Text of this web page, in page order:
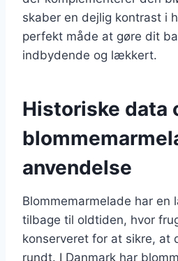
skaber en dejlig kontrast i
perfekt måde at gøre dit
indbydende og lækkert.
Historiske data
anvendelse
Blommemarmelade har en
tilbage til oldtiden, hvor
konserveret for at sikre, at
rundt. I Danmark har